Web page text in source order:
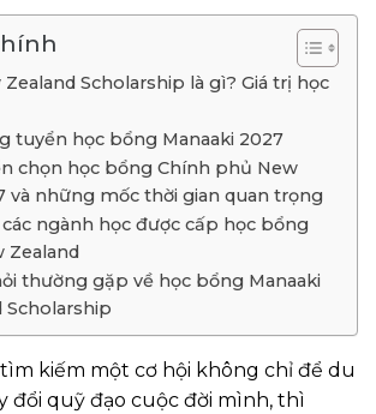
Zealand Scholarship là gì? Giá trị học
tuyển học bổng Manaaki 2027
chọn học bổng Chính phủ New
và những mốc thời gian quan trọng
ngành học được cấp học bổng
Zealand
thường gặp về học bổng Manaaki
Scholarship
kiếm một cơ hội không chỉ để du
đổi quỹ đạo cuộc đời mình, thì